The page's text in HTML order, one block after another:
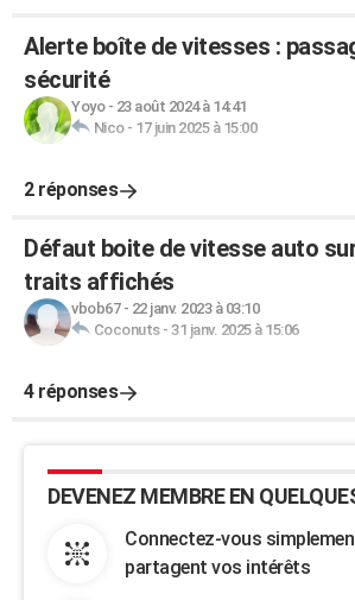
Alerte boîte de vitesses :
sécurité
Yoyo- 23 août 2024 à 14:41
Nico- 17 juin 2025 à 15:00
2 réponses
Défaut boite de vitesse auto
traits affichés
vbob67- 22 janv. 2023 à 03:10
Coconuts- 31 janv. 2025 à 15:06
4 réponses
DEVENEZ MEMBRE EN
Connectez-vous
partagent vos intérêts